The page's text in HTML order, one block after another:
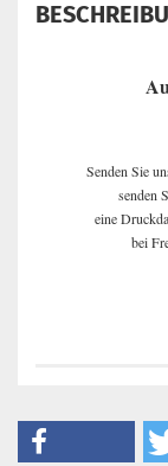
Senden Sie
senden
eine
bei